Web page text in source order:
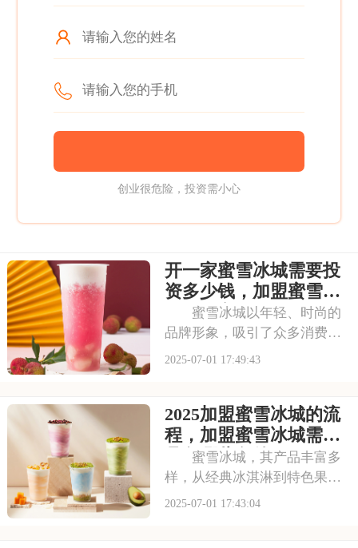
创业很危险，投资需小心
开一家蜜雪冰城需要投
资多少钱，加盟蜜雪冰
城成本高吗
蜜雪冰城以年轻、时尚的
品牌形象，吸引了众多消费者
的目光。其成熟的运营模式和
冰城需要投入多少费用呢？以
下是开一家蜜雪冰城需要投资
多少钱，加盟蜜雪冰
2025-07-01 17:49:43
2025加盟蜜雪冰城的流
程，加盟蜜雪冰城需要
具备哪些条件
蜜雪冰城，其产品丰富多
样，从经典冰淇淋到特色果
茶，满足不同消费者口味。门
2025-07-01 17:43:04